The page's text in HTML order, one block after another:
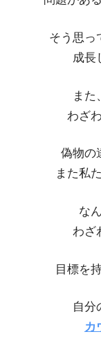
そう思っ
成長
また
わざ
偽物の
また私
な
わざ
目標を
自分
カ